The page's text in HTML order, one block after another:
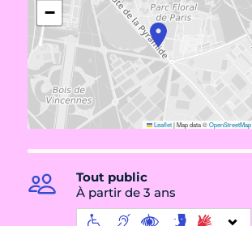
−
Leaflet|Map data ©OpenStreetMap
Tout public
À partir de 3 ans